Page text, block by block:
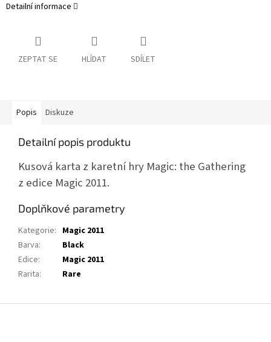
Detailní informace
ZEPTAT SE HLÍDAT SDÍLET
Popis Diskuze
Detailní popis produktu
Kusová karta z karetní hry Magic: the Gathering
z edice Magic 2011.
Doplňkové parametry
Kategorie: Magic 2011
Barva:
Black
Edice:
Magic 2011
Rarita: Rare